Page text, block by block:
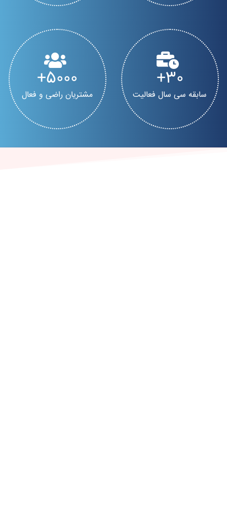
30
سابقه سی سال فعالیت
5000
مشتریان راضی و فعال